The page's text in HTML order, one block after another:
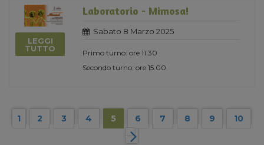
LEGGI
TUTTO
Laboratorio - Mimosa!
Sabato 8 Marzo 2025
Primo turno: ore 11.30
Secondo turno: ore 15.00
1 2 3 4 5 6 7 8 9 10